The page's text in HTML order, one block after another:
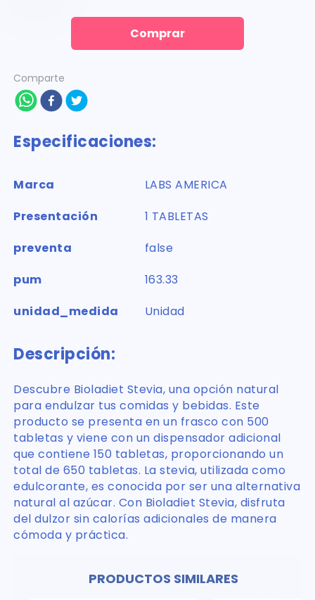
Comprar
Comparte
Especificaciones:
Marca
LABS AMERICA
Presentación
1 TABLETAS
preventa
false
pum
163.33
unidad_medida
Unidad
Descripción:
Descubre Bioladiet Stevia, una opción natural
para endulzar tus comidas y bebidas. Este
producto se presenta en un frasco con 500
tabletas y viene con un dispensador adicional
que contiene 150 tabletas, proporcionando un
total de 650 tabletas. La stevia, utilizada como
edulcorante, es conocida por ser una alternativa
natural al azúcar. Con Bioladiet Stevia, disfruta
del dulzor sin calorías adicionales de manera
cómoda y práctica.
PRODUCTOS SIMILARES